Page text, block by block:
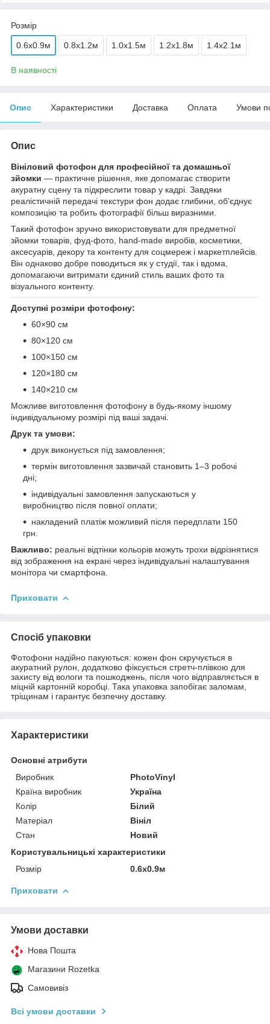
Розмір
0.6x0.9м 0.8x1.2м 1.0x1.5м 1.2x1.8м 1.4x2.1м
В наявності
Опис Характеристики Доставка Оплата Умови
Опис
Вініловий фотофон для професійної та домашньої
зйомки — практичне рішення, яке допомагає створити
акуратну сцену та підкреслити товар у кадрі. Завдяки
реалістичній передачі текстури фон додає глибини, об’єднує
композицію та робить фотографії більш виразними.
Такий фотофон зручно використовувати для предметної
зйомки товарів, фуд-фото, hand-made виробів, косметики,
аксесуарів, декору та контенту для соцмереж і маркетплейсів.
Він однаково добре поводиться як у студії, так і вдома,
допомагаючи витримати єдиний стиль ваших фото та
візуального контенту.
Доступні розміри фотофону:
60×90 см
80×120 см
100×150 см
120×180 см
140×210 см
Можливе виготовлення фотофону в будь-якому іншому
індивідуальному розмірі під ваші задачі.
Друк та умови:
друк виконується під замовлення;
термін виготовлення зазвичай становить 1–3 робочі
дні;
індивідуальні замовлення запускаються у
виробництво після повної оплати;
накладений платіж можливий після передплати 150
грн.
Важливо: реальні відтінки кольорів можуть трохи відрізнятися
від зображення на екрані через індивідуальні налаштування
монітора чи смартфона.
Приховати
Спосіб упаковки
Фотофони надійно пакуються: кожен фон скручується в
акуратний рулон, додатково фіксується стретч-плівкою для
захисту від вологи та пошкоджень, після чого відправляється в
міцній картонній коробці. Така упаковка запобігає заломам,
тріщинам і гарантує безпечну доставку.
Характеристики
Основні атрибути
Виробник
PhotoVinyl
Країна виробник
Україна
Колір
Білий
Матеріал
Вініл
Стан
Новий
Користувальницькі характеристики
Розмір
0.6x0.9м
Приховати
Умови доставки
Нова Пошта
Магазини Rozetka
Самовивіз
Всі умови доставки